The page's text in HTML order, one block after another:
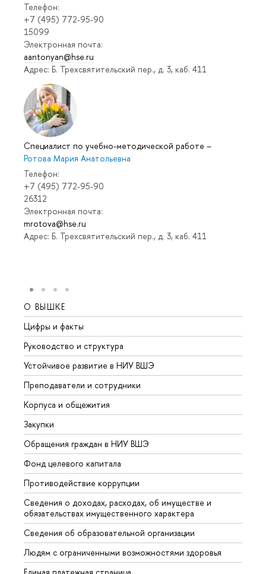
Телефон:
+7 (495) 772-95-90
15099
Электронная почта:
aantonyan@hse.ru
Адрес: Б. Трехсвятительский пер., д. 3, каб. 411
Специалист по учебно-методической работе –
Ротова Мария Анатольевна
Телефон:
+7 (495) 772-95-90
26312
Электронная почта:
mrotova@hse.ru
Адрес: Б. Трехсвятительский пер., д. 3, каб. 411
О ВЫШКЕ
Цифры и факты
Руководство и структура
Устойчивое развитие в НИУ ВШЭ
Преподаватели и сотрудники
Корпуса и общежития
Закупки
Обращения граждан в НИУ ВШЭ
Фонд целевого капитала
Противодействие коррупции
Сведения о доходах, расходах, об имуществе и
обязательствах имущественного характера
Сведения об образовательной организации
Людям с ограниченными возможностями здоровья